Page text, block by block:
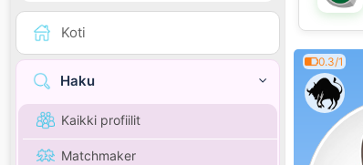
Koti
Haku
Kaikki profiilit
Matchmaker
0.3/1